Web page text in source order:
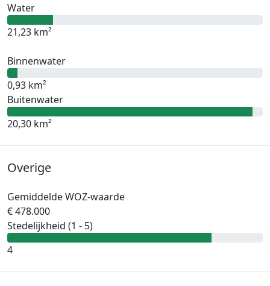
Water
21,23 km²
Binnenwater
0,93 km²
Buitenwater
20,30 km²
Overige
Gemiddelde WOZ-waarde
€ 478.000
Stedelijkheid (1 - 5)
4